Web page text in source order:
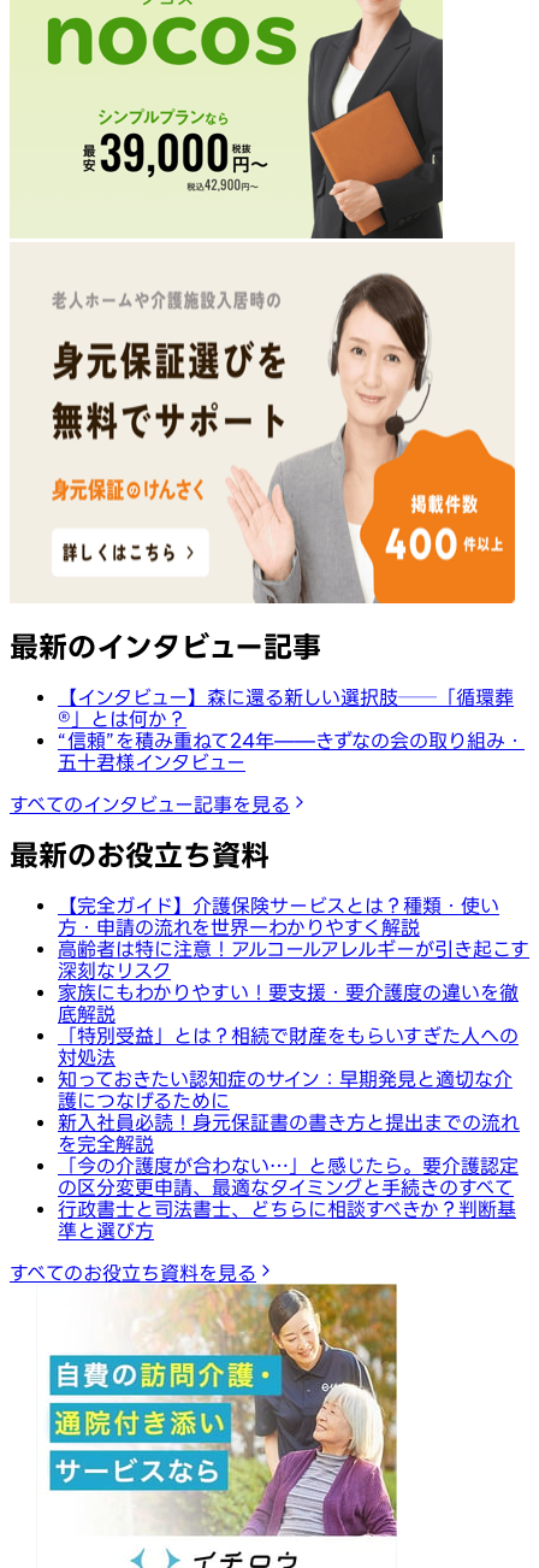
最新のインタビュー記事
【インタビュー】森に還る新しい選択肢──「循環葬
®︎」とは何か？
“信頼”を積み重ねて24年——きずなの会の取り組み・
五十君様インタビュー
すべてのインタビュー記事を見る
最新のお役立ち資料
【完全ガイド】介護保険サービスとは？種類・使い
方・申請の流れを世界一わかりやすく解説
高齢者は特に注意！アルコールアレルギーが引き起こす
深刻なリスク
家族にもわかりやすい！要支援・要介護度の違いを徹
底解説
「特別受益」とは？相続で財産をもらいすぎた人への
対処法
知っておきたい認知症のサイン：早期発見と適切な介
護につなげるために
新入社員必読！身元保証書の書き方と提出までの流れ
を完全解説
「今の介護度が合わない…」と感じたら。要介護認定
の区分変更申請、最適なタイミングと手続きのすべて
行政書士と司法書士、どちらに相談すべきか？判断基
準と選び方
すべてのお役立ち資料を見る